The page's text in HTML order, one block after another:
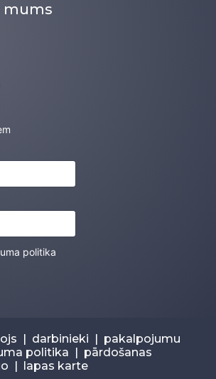
mums
politika
| darbinieki | pakalpojumu
politika | pārdošanas
| lapas karte